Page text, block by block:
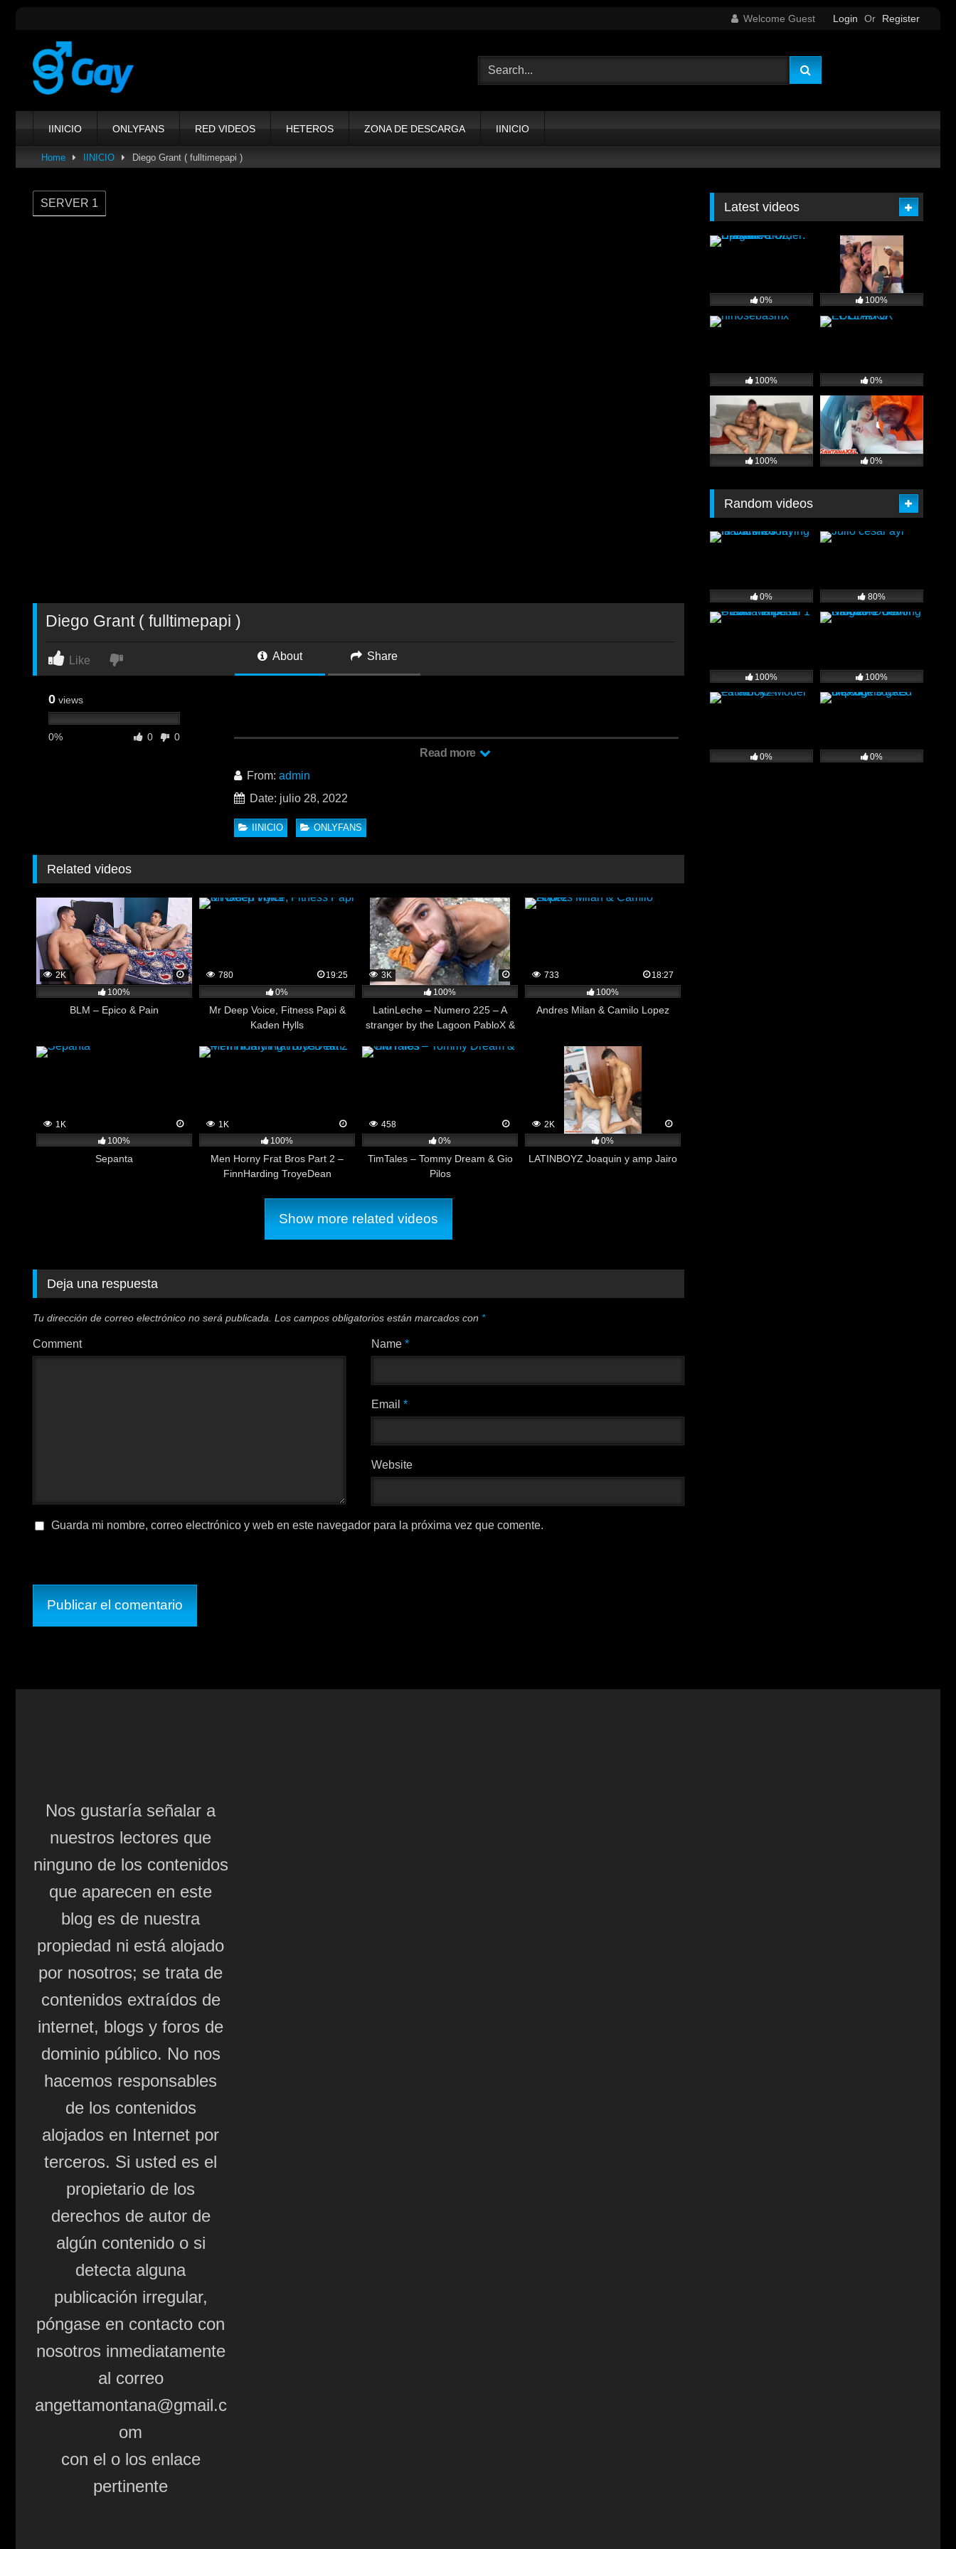
content
Welcome Guest Login Or Register
IINICIO ONLYFANS RED VIDEOS HETEROS ZONA DE DESCARGA IINICIO
Home IINICIO Diego Grant ( fulltimepapi )
SERVER 1
Diego Grant ( fulltimepapi )
Like About Share
0 views
0% 0 0
Diego Grant ( fulltimepapi ) no te pierdas a este macho grandote de fulltimepapi cogiendo duro y
Read more
From: admin
Date: julio 28, 2022
IINICIO ONLYFANS
Related videos
2K
100%
BLM – Epico & Pain
780
19:25
0%
Mr Deep Voice, Fitness Papi &
Kaden Hylls
3K
100%
LatinLeche – Numero 225 – A
stranger by the Lagoon PabloX &
733
18:27
100%
Andres Milan & Camilo Lopez
1K
100%
Sepanta
1K
100%
Men Horny Frat Bros Part 2 –
FinnHarding TroyeDean
458
0%
TimTales – Tommy Dream & Gio
Pilos
2K
0%
LATINBOYZ Joaquin y amp Jairo
Show more related videos
Deja una respuesta
Tu dirección de correo electrónico no será publicada. Los campos obligatorios están marcados con *
Comment Name*
Email*
Website
Guarda mi nombre, correo electrónico y web en este navegador para la próxima vez que comente.
Latest videos
0% 100%
100% 0%
100% 0%
Random videos
0% 80%
100% 100%
0% 0%
Nos gustaría señalar a
nuestros lectores que
ninguno de los contenidos
que aparecen en este
blog es de nuestra
propiedad ni está alojado
por nosotros; se trata de
contenidos extraídos de
internet, blogs y foros de
dominio público. No nos
hacemos responsables
de los contenidos
alojados en Internet por
terceros. Si usted es el
propietario de los
derechos de autor de
algún contenido o si
detecta alguna
publicación irregular,
póngase en contacto con
nosotros inmediatamente
al correo
angettamontana@gmail.c
om
con el o los enlace
pertinente